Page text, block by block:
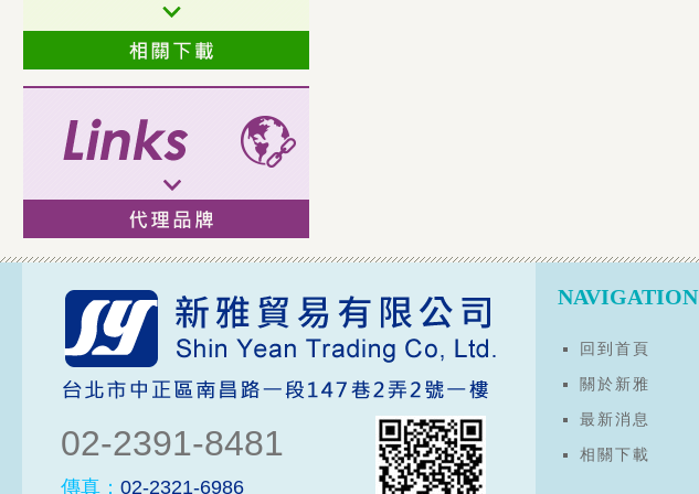
02-2391-8481
傳真： 02-2321-6986
NAVIGATION
回到首頁
關於新雅
最新消息
相關下載